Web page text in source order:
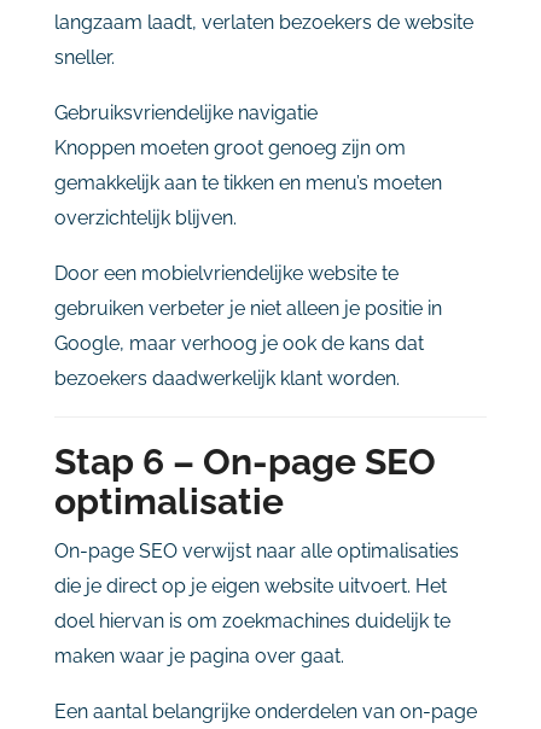
langzaam laadt, verlaten bezoekers de website
sneller.
Gebruiksvriendelijke navigatie
Knoppen moeten groot genoeg zijn om
gemakkelijk aan te tikken en menu’s moeten
overzichtelijk blijven.
Door een mobielvriendelijke website te
gebruiken verbeter je niet alleen je positie in
Google, maar verhoog je ook de kans dat
bezoekers daadwerkelijk klant worden.
Stap 6 – On-page SEO
optimalisatie
On-page SEO verwijst naar alle optimalisaties
die je direct op je eigen website uitvoert. Het
doel hiervan is om zoekmachines duidelijk te
maken waar je pagina over gaat.
Een aantal belangrijke onderdelen van on-page